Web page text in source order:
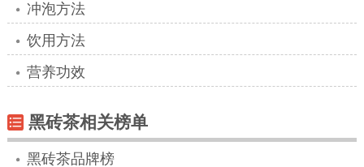
冲泡方法
饮用方法
营养功效
黑砖茶相关榜单
黑砖茶品牌榜